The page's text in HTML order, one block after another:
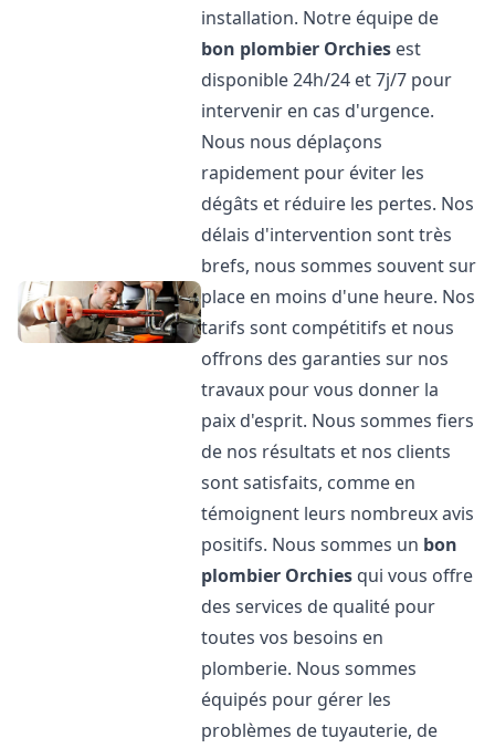
installation. Notre équipe de
bon plombier Orchies est
disponible 24h/24 et 7j/7 pour
intervenir en cas d'urgence.
Nous nous déplaçons
rapidement pour éviter les
dégâts et réduire les pertes. Nos
délais d'intervention sont très
brefs, nous sommes souvent sur
place en moins d'une heure. Nos
tarifs sont compétitifs et nous
offrons des garanties sur nos
travaux pour vous donner la
paix d'esprit. Nous sommes fiers
de nos résultats et nos clients
sont satisfaits, comme en
témoignent leurs nombreux avis
positifs. Nous sommes un bon
plombier Orchies qui vous offre
des services de qualité pour
toutes vos besoins en
plomberie. Nous sommes
équipés pour gérer les
problèmes de tuyauterie, de